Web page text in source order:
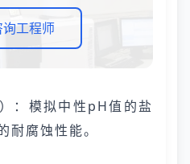
工程师
：模拟中性pH值的盐
耐腐蚀性能。